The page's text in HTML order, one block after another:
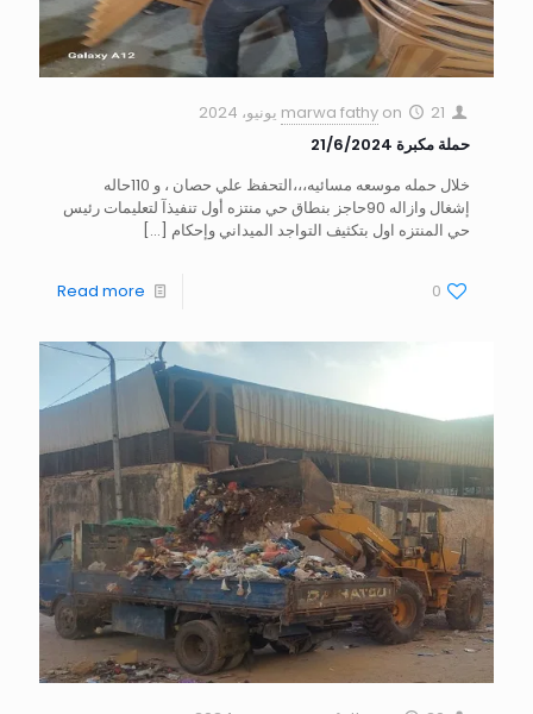
marwa fathy on
21 يونيو، 2024
حملة مكبرة 21/6/2024
خلال حمله موسعه مسائيه،،،التحفظ علي حصان ، و 110حاله
إشغال وازاله 90حاجز بنطاق حي منتزه أول تنفيذآ لتعليمات رئيس
حي المنتزه اول بتكثيف التواجد الميداني وإحكام […]
0
Read more